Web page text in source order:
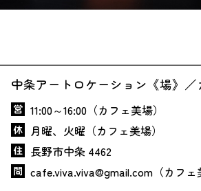
中条アートロケーション《場》／
11:00～16:00（カフェ美場）
月曜、火曜（カフェ美場）
長野市中条 4462
cafe.viva.viva@gmail.com（カフェ